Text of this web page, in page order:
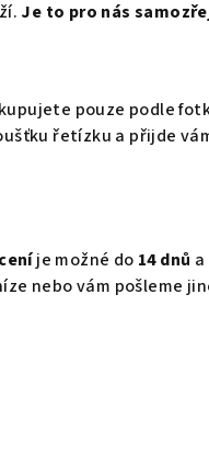
Je to pro nás
pouze podle
řetízku a přijde
je možné do 14 dnů a
nebo vám pošleme